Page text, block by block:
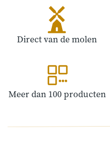
Direct van de molen
Meer dan 100 producten